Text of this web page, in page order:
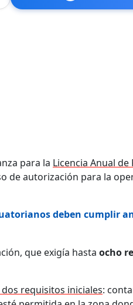
para la Licencia Anual
de autorización para la
deben cumplir
que exigía hasta ocho
requisitos iniciales: